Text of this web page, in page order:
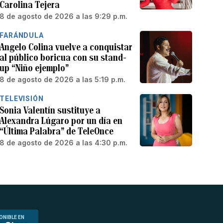
Carolina Tejera
8 de agosto de 2026 a las 9:29 p.m.
FARÁNDULA
Angelo Colina vuelve a conquistar
al público boricua con su stand-
up “Niño ejemplo”
8 de agosto de 2026 a las 5:19 p.m.
TELEVISIÓN
Sonia Valentín sustituye a
Alexandra Lúgaro por un día en
“Última Palabra” de TeleOnce
8 de agosto de 2026 a las 4:30 p.m.
EN